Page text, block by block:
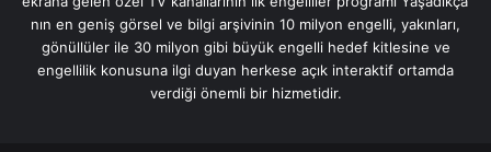
nın en geniş görsel ve bilgi arşivinin 10 milyon engelli, yakınları,
gönüllüler ile 30 milyon gibi büyük engelli hedef kitlesine ve
engellilik konusuna ilgi duyan herkese açık interaktif ortamda
verdiği önemli bir hizmetidir.